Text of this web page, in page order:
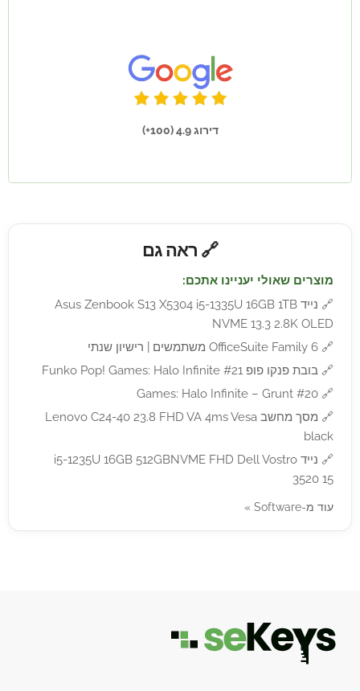
דירוג 4.9 (100+)
🔗 ראה גם
מוצרים שאולי יעניינו אתכם:
🔗
נייד Asus Zenbook S13 X5304 i5-1335U 16GB 1TB
NVME 13.3 2.8K OLED
🔗 OfficeSuite Family 6 משתמשים | רישיון שנתי
🔗 בובת פנקו פופ Funko Pop! Games: Halo Infinite #21
🔗
Games: Halo Infinite – Grunt #20
🔗
מסך מחשב Lenovo C24-40 23.8 FHD VA 4ms Vesa
black
🔗
נייד i5-1235U 16GB 512GBNVME FHD Dell Vostro
3520 15
עוד מ-Software »